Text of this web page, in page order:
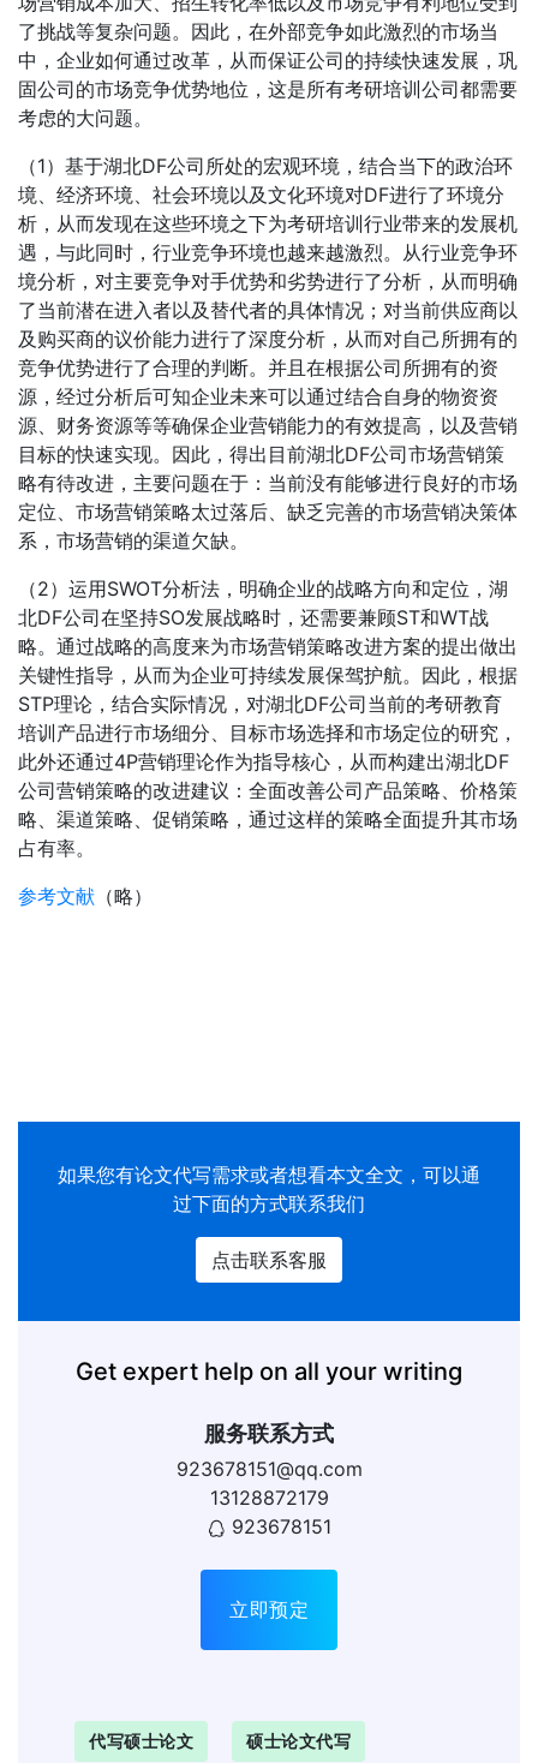
了挑战等复杂问题。因此，在外部竞争如此激烈的市场当
中，企业如何通过改革，从而保证公司的持续快速发展，巩
固公司的市场竞争优势地位，这是所有考研培训公司都需要
考虑的大问题。
（1）基于湖北DF公司所处的宏观环境，结合当下的政治环
境、经济环境、社会环境以及文化环境对DF进行了环境分
析，从而发现在这些环境之下为考研培训行业带来的发展机
遇，与此同时，行业竞争环境也越来越激烈。从行业竞争环
境分析，对主要竞争对手优势和劣势进行了分析，从而明确
了当前潜在进入者以及替代者的具体情况；对当前供应商以
及购买商的议价能力进行了深度分析，从而对自己所拥有的
竞争优势进行了合理的判断。并且在根据公司所拥有的资
源，经过分析后可知企业未来可以通过结合自身的物资资
源、财务资源等等确保企业营销能力的有效提高，以及营销
目标的快速实现。因此，得出目前湖北DF公司市场营销策
略有待改进，主要问题在于：当前没有能够进行良好的市场
定位、市场营销策略太过落后、缺乏完善的市场营销决策体
系，市场营销的渠道欠缺。
（2）运用SWOT分析法，明确企业的战略方向和定位，湖
北DF公司在坚持SO发展战略时，还需要兼顾ST和WT战
略。通过战略的高度来为市场营销策略改进方案的提出做出
关键性指导，从而为企业可持续发展保驾护航。因此，根据
STP理论，结合实际情况，对湖北DF公司当前的考研教育
培训产品进行市场细分、目标市场选择和市场定位的研究，
此外还通过4P营销理论作为指导核心，从而构建出湖北DF
公司营销策略的改进建议：全面改善公司产品策略、价格策
略、渠道策略、促销策略，通过这样的策略全面提升其市场
占有率。
参考文献 （略）
如果您有论文代写需求或者想看本文全文，可以通
过下面的方式联系我们
点击联系客服
Get expert help on all your writing
服务联系方式
923678151@qq.com
13128872179
923678151
立即预定
代写硕士论文 硕士论文代写